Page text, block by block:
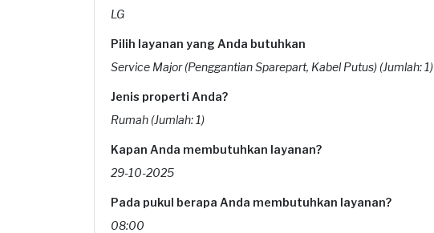
LG
Pilih layanan yang Anda butuhkan
Service Major (Penggantian Sparepart, Kabel Putus) (Jumlah: 1)
Jenis properti Anda?
Rumah (Jumlah: 1)
Kapan Anda membutuhkan layanan?
29-10-2025
Pada pukul berapa Anda membutuhkan layanan?
08:00